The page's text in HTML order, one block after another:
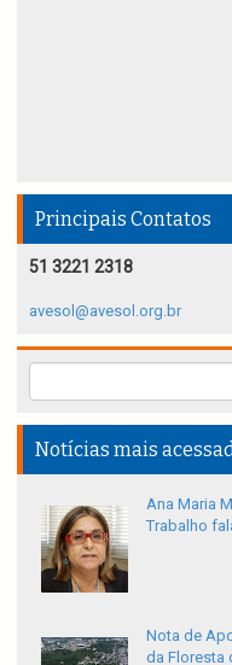
Principais Contatos
51 3221 2318
avesol@avesol.org.br
Notícias mais
Ana Maria
Trabalho
Nota de
da Floresta